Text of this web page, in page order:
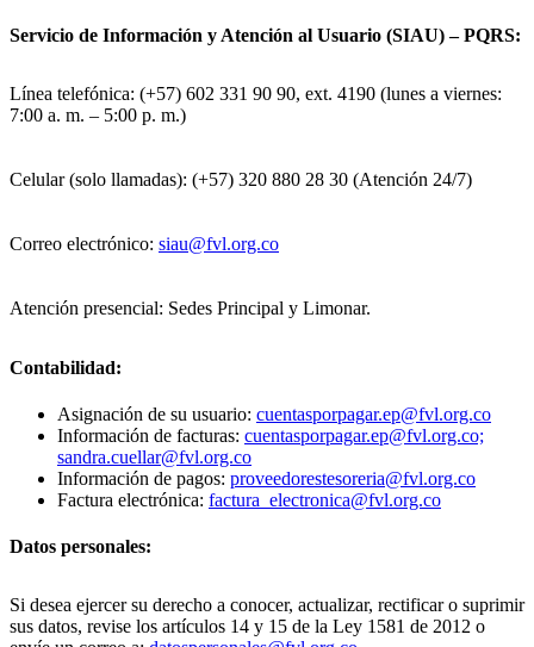
Servicio de Información y Atención al Usuario (SIAU) – PQRS:
Línea telefónica: (+57) 602 331 90 90, ext. 4190 (lunes a viernes:
7:00 a. m. – 5:00 p. m.)
Celular (solo llamadas): (+57) 320 880 28 30 (Atención 24/7)
Correo electrónico: siau@fvl.org.co
Atención presencial: Sedes Principal y Limonar.
Contabilidad:
Asignación de su usuario: cuentasporpagar.ep@fvl.org.co
Información de facturas: cuentasporpagar.ep@fvl.org.co;
sandra.cuellar@fvl.org.co
Información de pagos: proveedorestesoreria@fvl.org.co
Factura electrónica: factura_electronica@fvl.org.co
Datos personales:
Si desea ejercer su derecho a conocer, actualizar, rectificar o suprimir
sus datos, revise los artículos 14 y 15 de la Ley 1581 de 2012 o